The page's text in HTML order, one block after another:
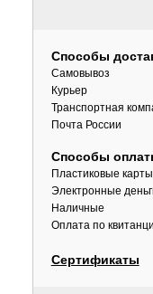
Способы
Самовывоз
Курьер
Транспортная
Почта России
Способы
Пластиковые карты
Электронные
Наличные
Оплата по
Сертификаты